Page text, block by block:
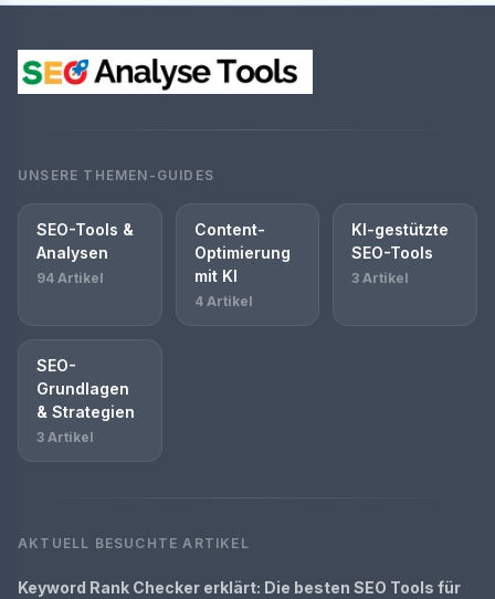
UNSERE THEMEN-GUIDES
SEO-Tools &
Analysen
94 Artikel
Content-
Optimierung
mit KI
4 Artikel
KI-gestützte
SEO-Tools
3 Artikel
SEO-
Grundlagen
& Strategien
3 Artikel
AKTUELL BESUCHTE ARTIKEL
Keyword Rank Checker erklärt: Die besten SEO Tools für